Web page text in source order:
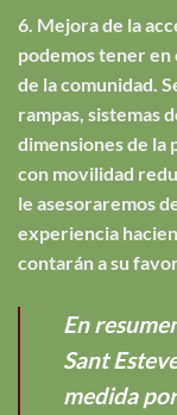
6. Mejora de la
podemos tener en
de la comunidad.
rampas, sistemas
dimensiones de la
con movilidad
le asesoraremos
experiencia
contarán a su
En
Sant
medida